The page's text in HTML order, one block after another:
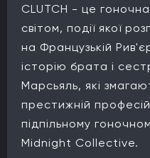
CLUTCH - це
світом, події якої
на Французькій
історію брата і
Марсьяль, які
престижній
підпільному
Midnight Collective.